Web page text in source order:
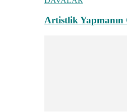
Artistlik Yapmanın